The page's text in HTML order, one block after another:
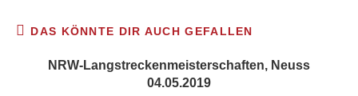
DAS KÖNNTE DIR AUCH GEFALLEN
NRW-Langstreckenmeisterschaften, Neuss
04.05.2019